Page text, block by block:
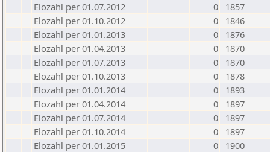
Elozahl per 01.07.2012
0
1857
Elozahl per 01.10.2012
0
1846
Elozahl per 01.01.2013
0
1876
Elozahl per 01.04.2013
0
1870
Elozahl per 01.07.2013
0
1870
Elozahl per 01.10.2013
0
1878
Elozahl per 01.01.2014
0
1893
Elozahl per 01.04.2014
0
1897
Elozahl per 01.07.2014
0
1897
Elozahl per 01.10.2014
0
1897
Elozahl per 01.01.2015
0
1900